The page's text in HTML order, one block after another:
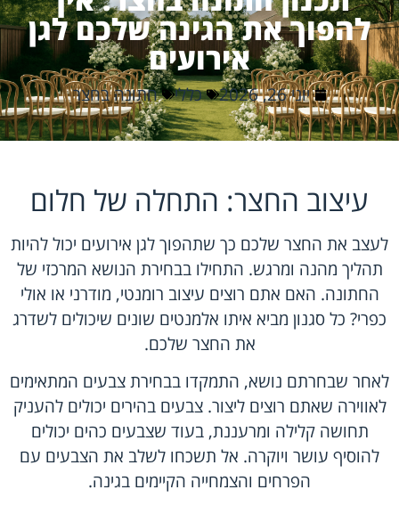
להפוך את הגינה שלכם לגן
אירועים
יוני 26, 2026 כללי חתונה בחצר
עיצוב החצר: התחלה של חלום
לעצב את החצר שלכם כך שתהפוך לגן אירועים יכול להיות
תהליך מהנה ומרגש. התחילו בבחירת הנושא המרכזי של
החתונה. האם אתם רוצים עיצוב רומנטי, מודרני או אולי
כפרי? כל סגנון מביא איתו אלמנטים שונים שיכולים לשדרג
את החצר שלכם.
לאחר שבחרתם נושא, התמקדו בבחירת צבעים המתאימים
לאווירה שאתם רוצים ליצור. צבעים בהירים יכולים להעניק
תחושה קלילה ומרעננת, בעוד שצבעים כהים יכולים
להוסיף עושר ויוקרה. אל תשכחו לשלב את הצבעים עם
הפרחים והצמחייה הקיימים בגינה.